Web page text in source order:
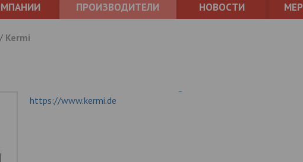
ПРОИЗВОДИТЕЛИ НОВОСТИ
/ Kermi
https://www.kermi.de